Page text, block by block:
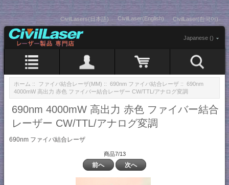
CivilLasers(日本語) CivilLaser(English) CivilLaser(한국어)
Japanese ()
ホーム :: ファイバ結合レーザ(MM) :: 690nm ファイバ結合レーザ :: 690nm
4000mW 高出力 赤色 ファイバー結合レーザー CW/TTL/アナログ変調
690nm 4000mW 高出力 赤色 ファイバー結合
レーザー CW/TTL/アナログ変調
690nm ファイバ結合レーザ
商品7/13
前へ 次へ